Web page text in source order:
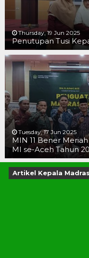
Thursday, 19 Jun 2025
Penutupan Tusi
Tuesday, 17 Jun 2025
MIN 11 Bener
MI se-Aceh Tahun
Artikel Kepala
19 JUN 2025
19 JUN 2025
16 JUN 2025